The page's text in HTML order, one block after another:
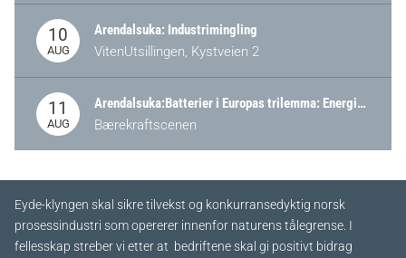
10
AUG
Arendalsuka: Industrimingling
VitenUtsillingen, Kystveien 2
11
AUG
Arendalsuka:Batterier i Europas trilemma: Energisikkerhet, konkurransekraft og bærekraft (Battery Norway-arrangement)
Bærekraftscenen
Eyde-klyngen skal sikre tilvekst og konkurransedyktig norsk
prosessindustri som opererer innenfor naturens tålegrense. I
fellesskap streber vi etter at bedriftene skal gi positivt bidrag